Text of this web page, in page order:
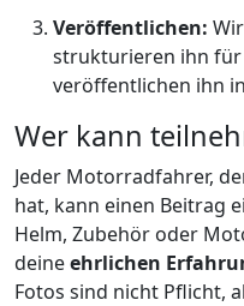
Veröffentlichen:
strukturieren ihn für
veröffentlichen ihn
Wer kann
Jeder Motorradfahrer,
hat, kann einen Beitrag
Helm, Zubehör oder
deineehrlichen
Fotos sind nicht Pflicht,